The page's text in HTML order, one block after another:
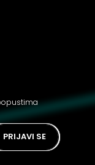
PRIJAVI SE